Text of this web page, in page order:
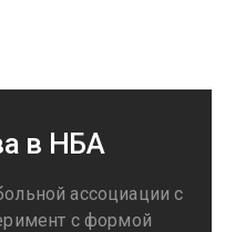
в НБА
ассоциации с
с формой